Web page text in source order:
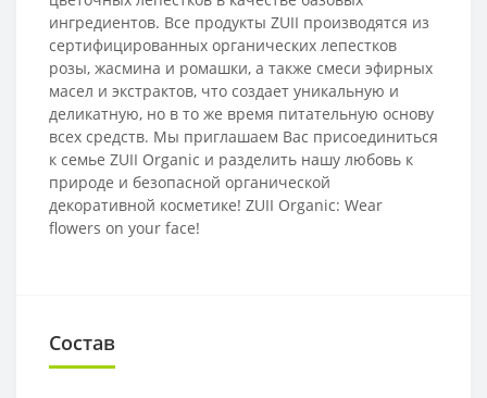
ингредиентов. Все продукты ZUII производятся из
сертифицированных органических лепестков
розы, жасмина и ромашки, а также смеси эфирных
масел и экстрактов, что создает уникальную и
деликатную, но в то же время питательную основу
всех средств. Мы приглашаем Вас присоединиться
к семье ZUII Organic и разделить нашу любовь к
природе и безопасной органической
декоративной косметике! ZUII Organic: Wear
flowers on your face!
Состав